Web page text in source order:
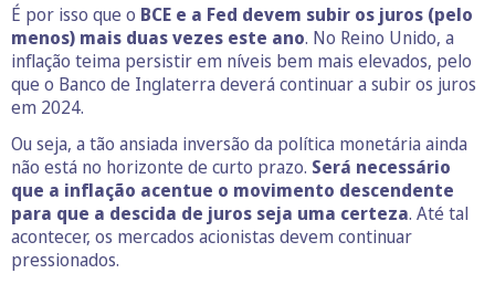
É por isso que o BCE e a Fed devem subir os juros (pelo
menos) mais duas vezes este ano. No Reino Unido, a
inflação teima persistir em níveis bem mais elevados, pelo
que o Banco de Inglaterra deverá continuar a subir os juros
em 2024.
Ou seja, a tão ansiada inversão da política monetária ainda
não está no horizonte de curto prazo. Será necessário
que a inflação acentue o movimento descendente
para que a descida de juros seja uma certeza. Até tal
acontecer, os mercados acionistas devem continuar
pressionados.